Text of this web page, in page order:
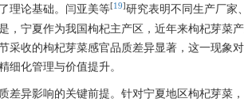
理论基础。闫亚美等[19]研究表明不同生产厂家
，宁夏作为我国枸杞主产区，近年来枸杞芽菜
收的枸杞芽菜感官品质差异显著，这一现象
细化管理与价值提升。
异影响的关键前提。针对宁夏地区枸杞芽菜